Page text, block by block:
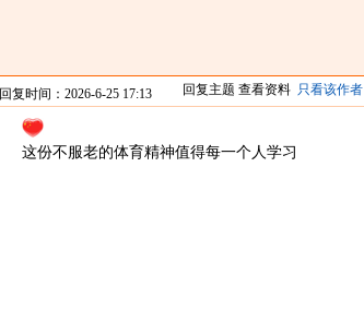
回复时间：2026-6-25 17:13 回复主题 查看资料 只看该作者
这份不服老的体育精神值得每一个人学习